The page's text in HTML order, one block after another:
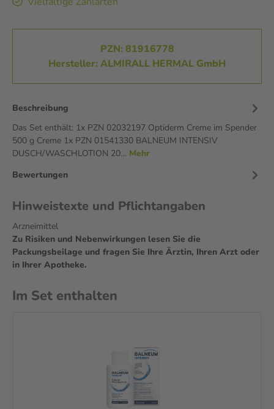
PZN: 81916778
Hersteller: ALMIRALL HERMAL GmbH
Beschreibung
Das Set enthält: 1x PZN 02032197 Optiderm Creme im Spender
500 g Creme 1x PZN 01541330 BALNEUM INTENSIV
DUSCH/WASCHLOTION 20… Mehr
Bewertungen
Hinweistexte und Pflichtangaben
Arzneimittel
Zu Risiken und Nebenwirkungen lesen Sie die
Packungsbeilage und fragen Sie Ihre Ärztin, Ihren Arzt oder
in Ihrer Apotheke.
Im Set enthalten